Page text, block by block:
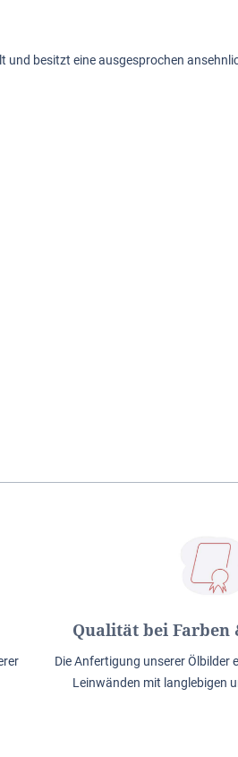
besitzt eine ausgesprochen
Qualität bei Farben
Die Anfertigung unserer
Leinwänden mit langlebigen